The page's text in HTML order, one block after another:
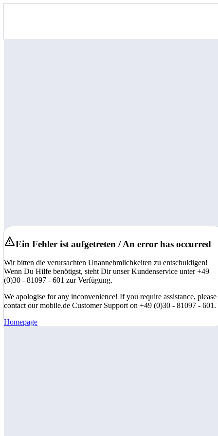
Ein Fehler ist aufgetreten / An error has occurred
Wir bitten die verursachten Unannehmlichkeiten zu entschuldigen!
Wenn Du Hilfe benötigst, steht Dir unser Kundenservice unter +49
(0)30 - 81097 - 601 zur Verfügung.
We apologise for any inconvenience! If you require assistance, please
contact our mobile.de Customer Support on +49 (0)30 - 81097 - 601.
Homepage